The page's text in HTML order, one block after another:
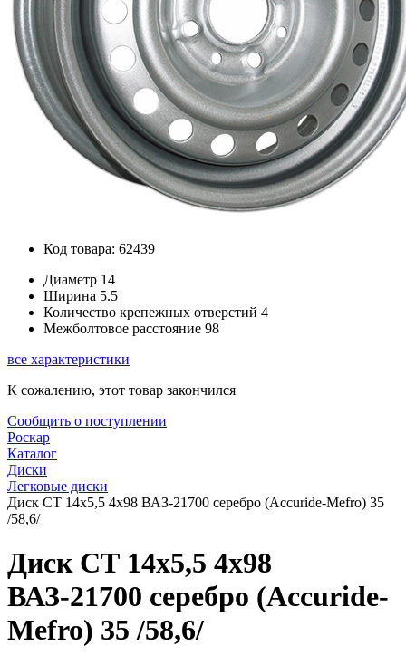
Код товара: 62439
Диаметр 14
Ширина 5.5
Количество крепежных отверстий 4
Межболтовое расстояние 98
все характеристики
К сожалению, этот товар закончился
Сообщить о поступлении
Роскар
Каталог
Диски
Легковые диски
Диск СТ 14x5,5 4x98 ВАЗ-21700 серебро (Accuride-Mefro) 35
/58,6/
Диск СТ 14x5,5 4x98
ВАЗ-21700 серебро (Accuride-
Mefro) 35 /58,6/